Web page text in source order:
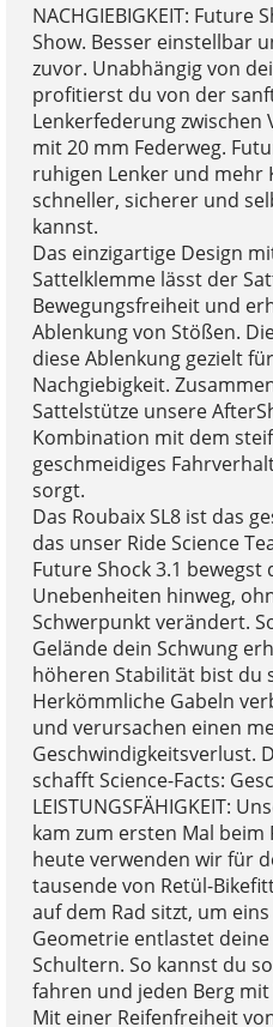
NACHGIEBIGKEIT: Future
Show. Besser einstellbar
zuvor. Unabhängig von
profitierst du von der
Lenkerfederung
mit 20 mm Federweg.
ruhigen Lenker und mehr
schneller, sicherer und
kannst.
Das einzigartige Design
Sattelklemme lässt der
Bewegungsfreiheit und
Ablenkung von Stößen.
diese Ablenkung gezielt
Nachgiebigkeit.
Sattelstütze unsere
Kombination mit dem
geschmeidiges
sorgt.
Das Roubaix SL8 ist das
das unser Ride Science
Future Shock 3.1
Unebenheiten hinweg,
Schwerpunkt verändert.
Gelände dein Schwung
höheren Stabilität bist du
Herkömmliche Gabeln
und verursachen einen
Geschwindigkeitsverlust.
schafft Science-Facts:
LEISTUNGSFÄHIGKEIT:
kam zum ersten Mal beim
heute verwenden wir für
tausende von Retül-
auf dem Rad sitzt, um
Geometrie entlastet
Schultern. So kannst du
fahren und jeden Berg
Mit einer Reifenfreiheit